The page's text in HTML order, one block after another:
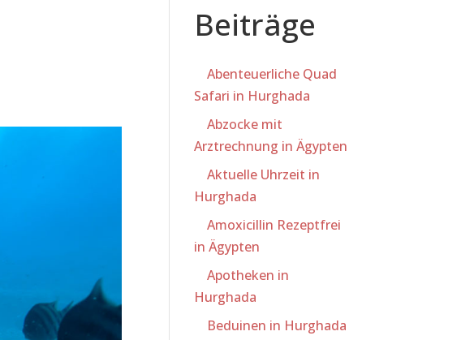
Beiträge
Abenteuerliche Quad
Safari in Hurghada
Abzocke mit
Arztrechnung in Ägypten
Aktuelle Uhrzeit in
Hurghada
Amoxicillin Rezeptfrei
in Ägypten
Apotheken in
Hurghada
Beduinen in Hurghada